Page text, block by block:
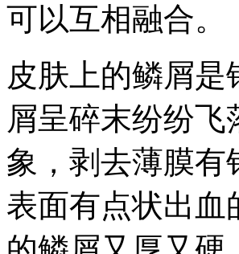
可以互相融合。
皮肤上的鳞屑
屑呈碎末纷纷
象，剥去薄膜有
表面有点状出血